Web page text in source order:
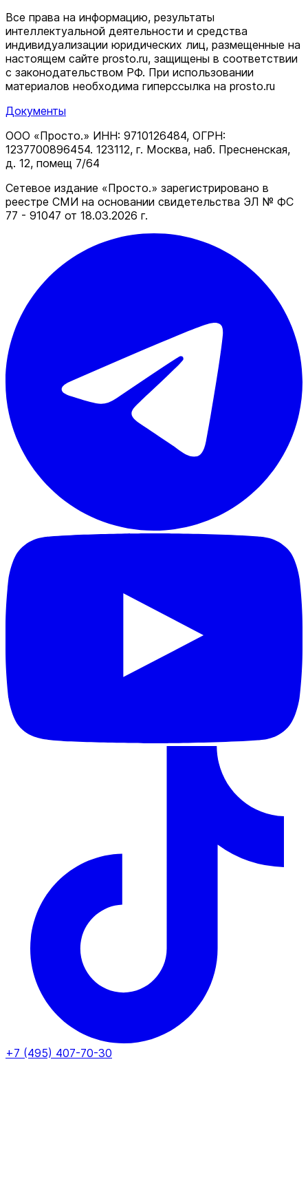
Все права на информацию, результаты
интеллектуальной деятельности и средства
индивидуализации юридических лиц, размещенные на
настоящем сайте prosto.ru, защищены в соответствии
c законодательством РФ. При использовании
материалов необходима гиперссылка на prosto.ru
Документы
ООО «Просто.» ИНН: 9710126484, ОГРН:
1237700896454. 123112, г. Москва, наб. Пресненская,
д. 12, помещ 7/64
Сетевое издание «Просто.» зарегистрировано в
реестре СМИ на основании свидетельства ЭЛ № ФС
77 - 91047 от 18.03.2026 г.
+7 (495) 407-70-30